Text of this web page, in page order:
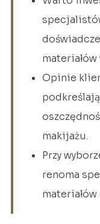
materiałów
Opinie
makijażu.
Przy
renoma